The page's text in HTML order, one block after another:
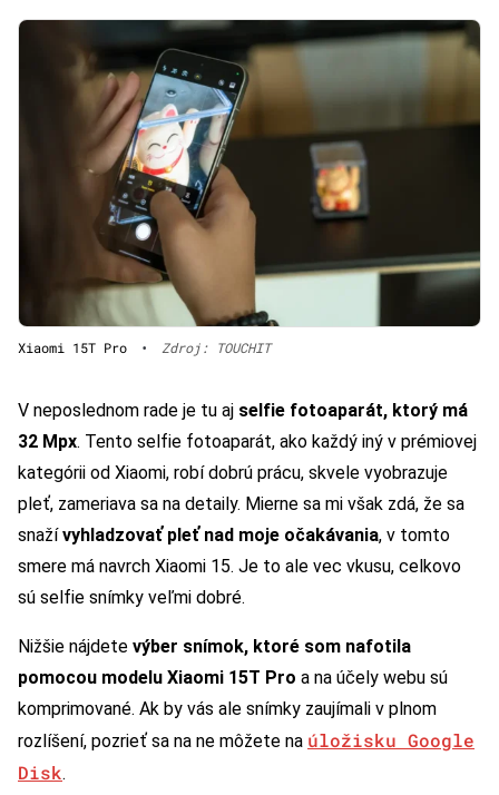
Xiaomi 15T Pro • Zdroj: TOUCHIT
V neposlednom rade je tu aj selfie fotoaparát, ktorý má
32 Mpx. Tento selfie fotoaparát, ako každý iný v prémiovej
kategórii od Xiaomi, robí dobrú prácu, skvele vyobrazuje
pleť, zameriava sa na detaily. Mierne sa mi však zdá, že sa
snažívyhladzovať pleť nad moje očakávania, v tomto
smere má navrch Xiaomi 15. Je to ale vec vkusu, celkovo
sú selfie snímky veľmi dobré.
Nižšie nájdete výber snímok, ktoré som nafotila
pomocou modelu Xiaomi 15T Pro a na účely webu sú
komprimované. Ak by vás ale snímky zaujímali v plnom
rozlíšení, pozrieť sa na ne môžete na úložisku Google
Disk.